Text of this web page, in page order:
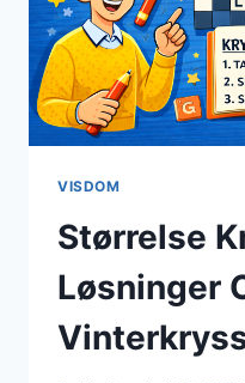
VISDOM
Størrelse
Løsninger